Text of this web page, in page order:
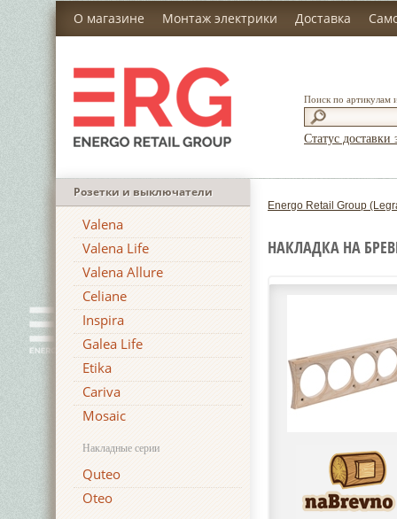
О магазине Монтаж электрики Доставка
Поиск по артикулам
Статус доставки
Розетки и выключатели
Valena
Valena Life
Valena Allure
Celiane
Inspira
Galea Life
Etika
Cariva
Mosaic
Накладные серии
Quteo
Oteo
Energo Retail Group
НАКЛАДКА НА